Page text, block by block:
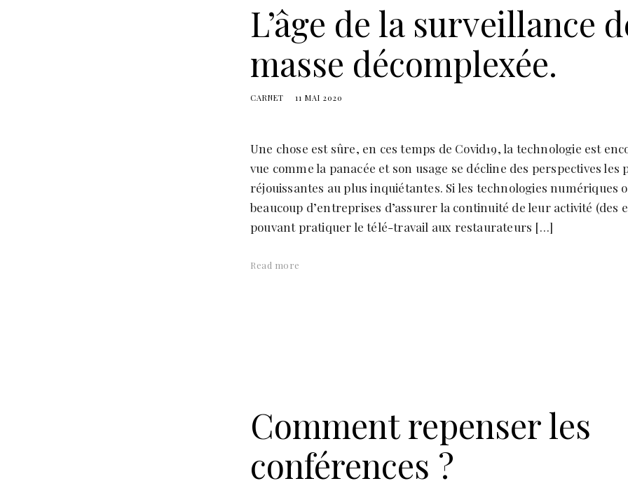
L’âge de la surveillance
masse décomplexée.
CARNET 11 MAI 2020
Une chose est sûre, en ces temps de Covid19, la technologie est
vue comme la panacée et son usage se décline des perspectives les
réjouissantes au plus inquiétantes. Si les technologies numériques
beaucoup d’entreprises d’assurer la continuité de leur activité (des
pouvant pratiquer le télé-travail aux restaurateurs […]
Read more
Comment repenser les
conférences ?